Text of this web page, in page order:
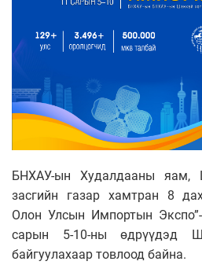
БНХАУ-ын Худалдааны яам,
засгийн газар хамтран 8
Олон Улсын Импортын
сарын 5-10-ны өдрүүдэд
байгуулахаар товлоод байна.